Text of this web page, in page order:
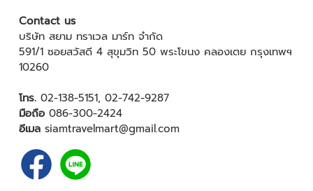
Contact us
บริษัท สยาม ทราเวล มาร์ท จำกัด
591/1 ซอยสวัสดี 4 สุขุมวิท 50 พระโขนง คลองเตย กรุงเทพฯ
10260
โทร. 02-138-5151, 02-742-9287
มือถือ 086-300-2424
อีเมล siamtravelmart@gmail.com